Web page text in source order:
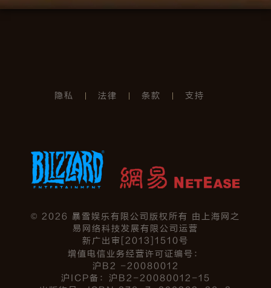
隐私 法律 条款 支持
© 2026 暴雪娱乐有限公司版权所有 由上海网之
易网络科技发展有限公司运营
新广出审[2013]1510号
增值电信业务经营许可证编号：
沪B2 -20080012
沪ICP备：沪B2-20080012-15